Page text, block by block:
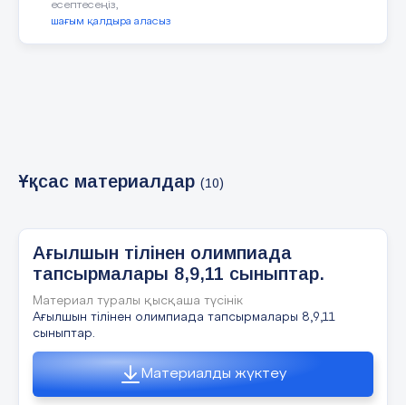
Play computer games | Meet friends| Spend time
Play computer games | Meet friends| Spend time
with your family| use the internet| draw pictures|
take photos| read books or magazines| watch
films| have a party| play an instrument
есептесеңіз,
шағым қалдыра аласыз
Ұқсас материалдар (10)
Ағылшын тілінен олимпиада
тапсырмалары 8,9,11 сыныптар.
Материал туралы қысқаша түсінік
Ағылшын тілінен олимпиада тапсырмалары 8,9,11
сыныптар.
Материалды жүктеу